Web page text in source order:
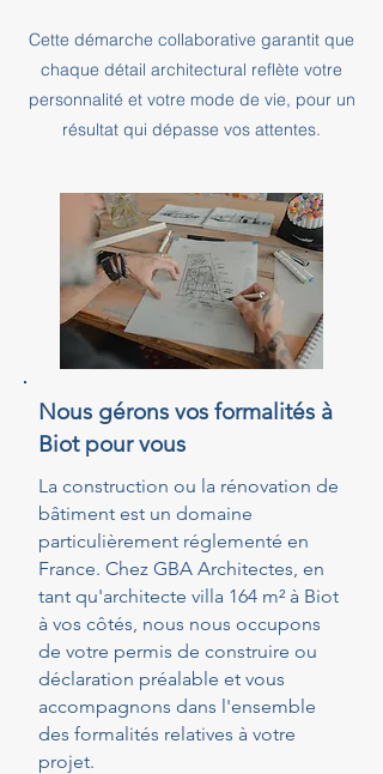
Cette démarche collaborative garantit que
chaque détail architectural reflète votre
personnalité et votre mode de vie, pour un
résultat qui dépasse vos attentes.
Nous gérons vos formalités à
Biot pour vous
La construction ou la rénovation de
bâtiment est un domaine
particulièrement réglementé en
France. Chez GBA Architectes, en
tant qu'architecte villa 164 m² à Biot
à vos côtés, nous nous occupons
de votre permis de construire ou
déclaration préalable et vous
accompagnons dans l'ensemble
des formalités relatives à votre
projet.